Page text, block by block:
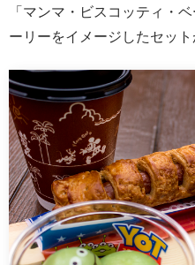
「マンマ・ビスコッティ・
ーリーをイメージしたセット